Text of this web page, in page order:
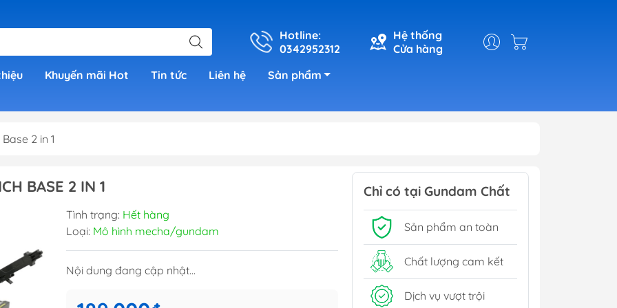
Hotline:
0342952312
Hệ thống
Cửa hàng
Khuyến mãi Hot Tin tức Liên hệ Sản phẩm
2 in 1
BASE 2 IN 1
Tình trạng: Hết hàng
Loại: Mô hình mecha/gundam
Nội dung đang cập nhật...
Chỉ có tại Gundam Chất
Sản phẩm an toàn
Chất lượng cam kết
Dịch vụ vượt trội